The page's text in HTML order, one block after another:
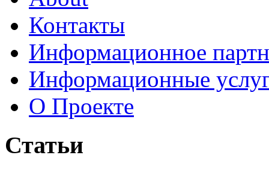
Контакты
Информационное
Информационные
О Проекте
Статьи